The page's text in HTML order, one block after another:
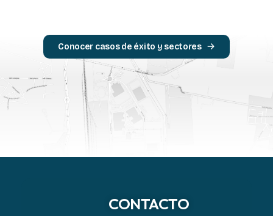
Conocer casos de éxito y sectores
CONTACTO